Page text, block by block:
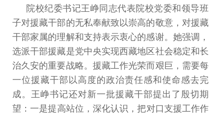
院校纪委书记王峥同志代表院校党委和领导班
子对援藏干部的无私奉献致以崇高的敬意， 对援藏
干部家属的理解和支持表示衷心的感谢。 她强调 ，
选派干部援藏是党中央实现西藏地区社会稳定和长
治久安的重要战略。 援藏工作光荣而艰巨 ， 需要每
一位援藏干部以高度的政治责任感和使命感去完
成。 王峥书记还对新一批援藏干部提出了殷切期
望 ： 一是提高站位 ， 深化认识 ，把对口支援工作作